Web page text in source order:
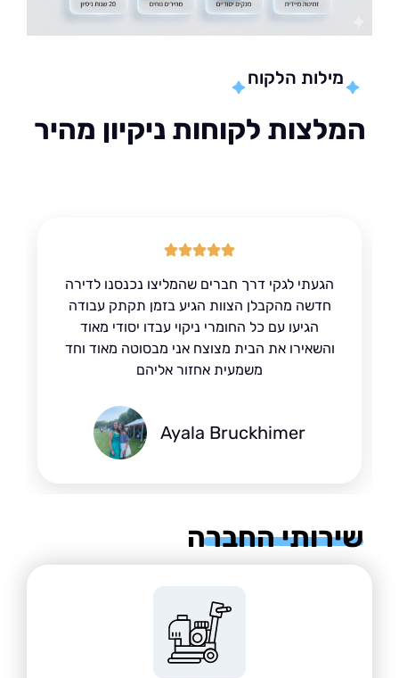
מילות הלקוח
לקוחות ניקיון מהיר
הגעתי לגקי דרך חברים שהמליצו נכנסנו לדירה
חדשה מהקבלן הצוות הגיע בזמן תקתק עבודה
הגיעו עם כל החומרי ניקוי עבדו יסודי מאוד
והשאירו את הבית מצוצח אני מבסוטה מאוד וחד
משמעית אחזור אליהם
Ayala Bruckhimer
החברה